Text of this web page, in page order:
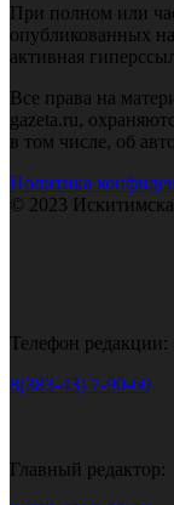
При полном или
опубликованных на
активная
Все права на
gazeta.ru,
в том числе, об
Политика
© 2023
Телефон редакции:
8(383-43) 7-90-60
Главный редактор: